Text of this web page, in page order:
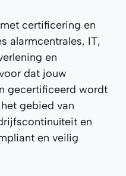
certificering en
alarmcentrales, IT,
en
dat jouw
gecertificeerd wordt
gebied van
en
en veilig